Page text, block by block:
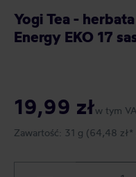
Yogi Tea -
Energy EKO 17
19,99 złw tym
Zawartość: 31 g (64,48